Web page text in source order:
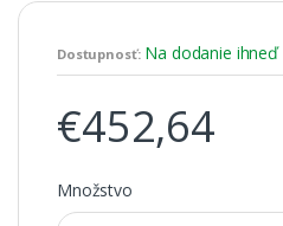
Dostupnosť: Na dodanie ihneď
€452,64
Množstvo